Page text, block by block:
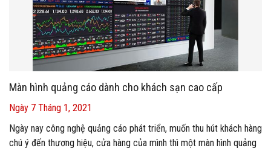
màn hình quảng cáo đã khắc phục cách quảng cáo truyền thống
gây ức chế cho người tiêu dùng như: in tờ rơi, tờ bướm, banner và
poster quảng cáo.
Màn hình quảng cáo dành cho khách sạn cao cấp
Ngày 7 Tháng 1, 2021
Ngày nay công nghệ quảng cáo phát triển, muốn thu hút khách hàng
chú ý đến thương hiệu, cửa hàng của mình thì một màn hình quảng